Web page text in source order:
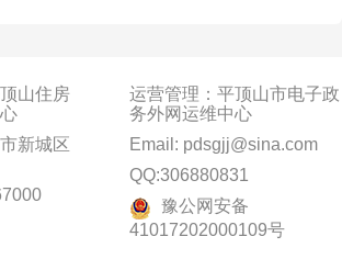
山住房
新城区
运营管理：平顶山市电子政
务外网运维中心
Email: pdsgjj@sina.com
QQ:306880831
豫公网安备
41017202000109号